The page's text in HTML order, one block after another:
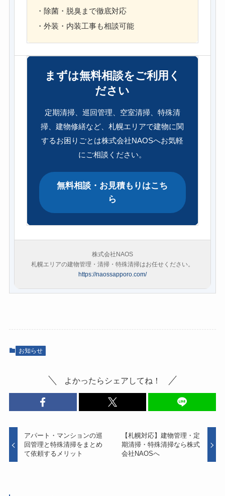
・除菌・脱臭まで徹底対応
・外装・内装工事も相談可能
まずは無料相談をご利用く
ださい
定期清掃、巡回管理、空室清掃、特殊清
掃、建物修繕など、札幌エリアで建物に関
するお困りごとは株式会社NAOSへお気軽
にご相談ください。
無料相談・お見積もりはこち
ら
株式会社NAOS
札幌エリアの建物管理・清掃・特殊清掃はお任せください。
https://naossapporo.com/
お知らせ
よかったらシェアしてね！
アパート・マンションの巡
回管理と特殊清掃をまとめ
て依頼するメリット
【札幌対応】建物管理・定
期清掃・特殊清掃なら株式
会社NAOSへ